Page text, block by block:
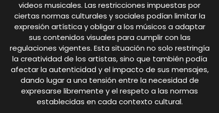
videos musicales. Las restricciones impuestas por
ciertas normas culturales y sociales podían limitar la
expresión artística y obligar a los músicos a adaptar
sus contenidos visuales para cumplir con las
regulaciones vigentes. Esta situación no solo restringía
la creatividad de los artistas, sino que también podía
afectar la autenticidad y el impacto de sus mensajes,
dando lugar a una tensión entre la necesidad de
expresarse libremente y el respeto a las normas
establecidas en cada contexto cultural.